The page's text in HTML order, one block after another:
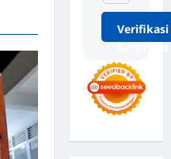
Verifikasi
Sertifikat